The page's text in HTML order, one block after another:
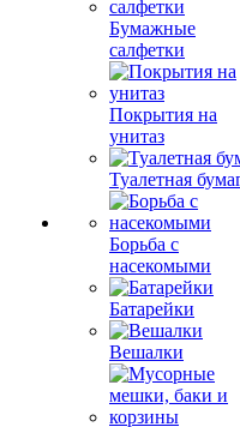
Бумажные
салфетки
Покрытия на
унитаз
Туалетная
Борьба с
насекомыми
Батарейки
Вешалки